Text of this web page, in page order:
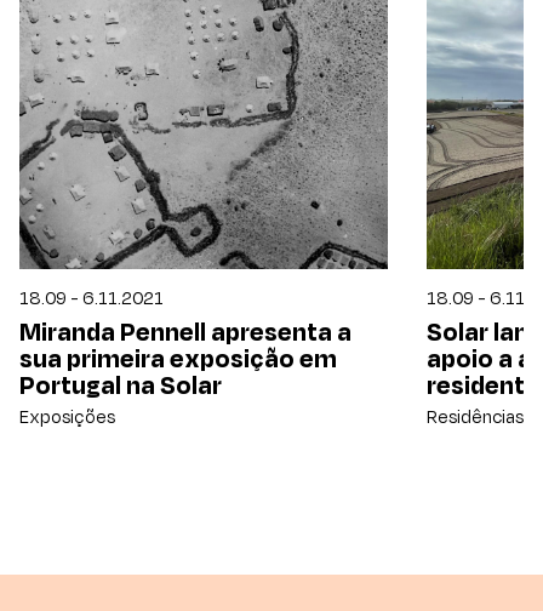
18.09 - 6.11.2021
Miranda Pennell apresenta a
sua primeira exposição em
Portugal na Solar
Exposições
18.09 -
Solar
apoio a
Residências